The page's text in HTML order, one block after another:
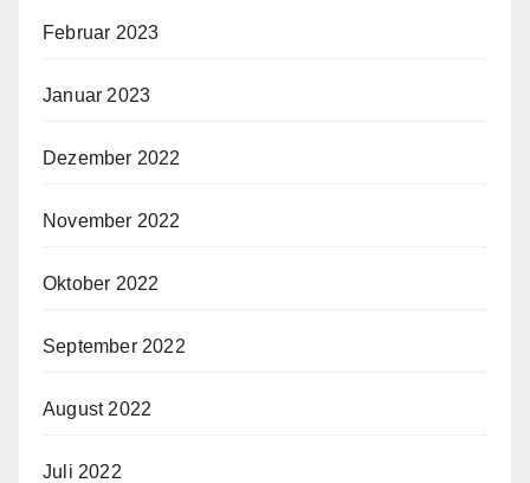
Februar 2023
Januar 2023
Dezember 2022
November 2022
Oktober 2022
September 2022
August 2022
Juli 2022